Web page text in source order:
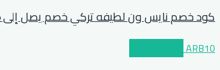
كود خصم نايس ون لطيفه تركي خصم يصل إلى 25٪ على جميع منتجات نايس للاواني
ARB10